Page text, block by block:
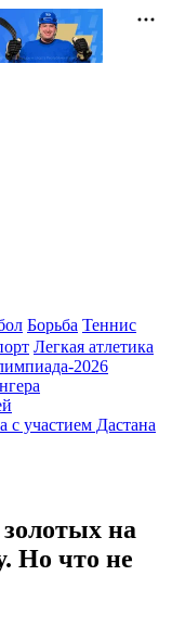
Борьба Теннис
Легкая атлетика
2026
с участием Дастана
золотых на
Но что не